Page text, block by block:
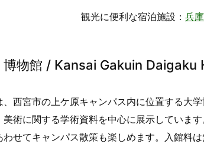
観光に便利な宿泊施設： 兵
博物館 / Kansai Gakuin
西宮市の上ケ原キャンパス内に位置する大
美術に関する学術資料を中心に展示していま
わせてキャンパス散策も楽しめます。入館料